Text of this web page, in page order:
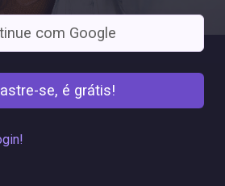
com Google
se, é grátis!